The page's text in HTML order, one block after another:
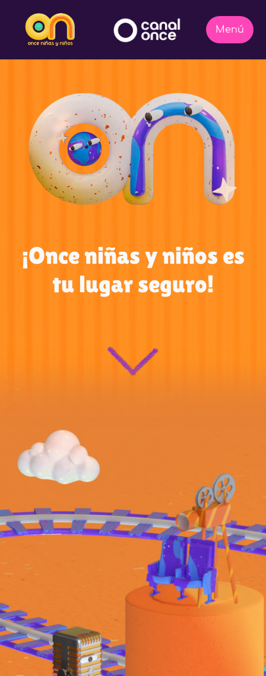
¡Once niñas y niños es
tu lugar seguro!